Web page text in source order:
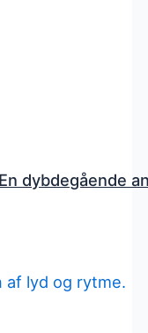
dybdegående